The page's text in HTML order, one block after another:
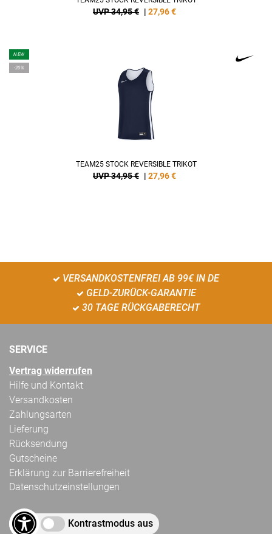
UVP 34,95 € | 27,96€
NEW
-20%
TEAM25 STOCK REVERSIBLE TRIKOT
UVP 34,95 € | 27,96€
VERSANDKOSTENFREI AB 99€ IN DE
GELD-ZURÜCK-GARANTIE
30 TAGE RÜCKGABERECHT
SERVICE
Vertrag widerrufen
Hilfe und Kontakt
Versandkosten
Zahlungsarten
Lieferung
Rücksendung
Gutscheine
Erklärung zur Barrierefreiheit
Datenschutzeinstellungen
Kontrastmodus aus